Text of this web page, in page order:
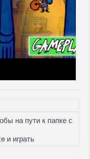
на пути к папке с
и играть